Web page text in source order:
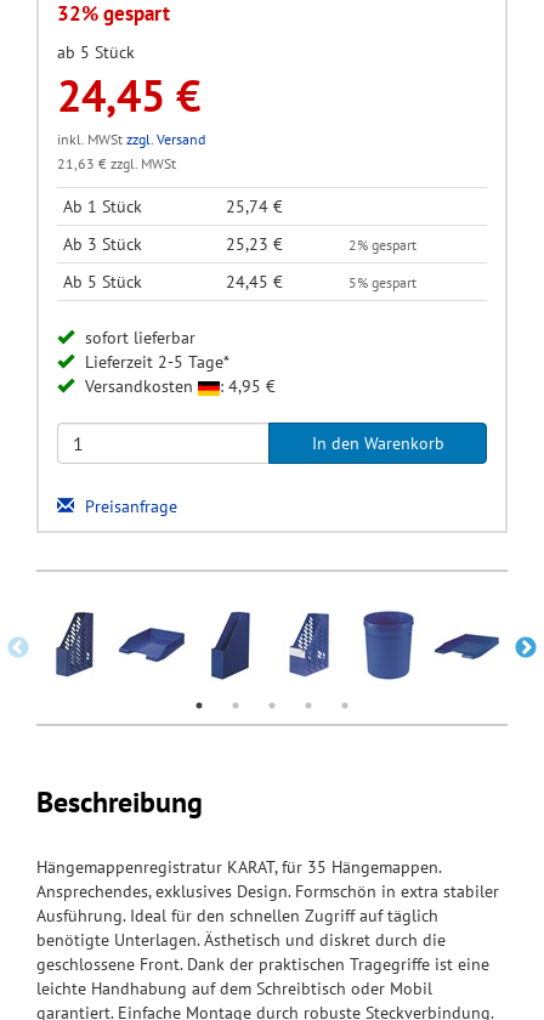
32% gespart
ab 5 Stück
24,45 €
inkl. MWSt zzgl. Versand
21,63 € zzgl. MWSt
Ab 1 Stück
25,74 €
Ab 3 Stück
25,23 € 2% gespart
Ab 5 Stück 24,45 € 5% gespart
sofort lieferbar
Lieferzeit 2-5 Tage*
Versandkosten
: 4,95 €
Preisanfrage
Beschreibung
Hängemappenregistratur KARAT, für 35 Hängemappen.
Ansprechendes, exklusives Design. Formschön in extra stabiler
Ausführung. Ideal für den schnellen Zugriff auf täglich
benötigte Unterlagen. Ästhetisch und diskret durch die
geschlossene Front. Dank der praktischen Tragegriffe ist eine
leichte Handhabung auf dem Schreibtisch oder Mobil
garantiert. Einfache Montage durch robuste Steckverbindung.